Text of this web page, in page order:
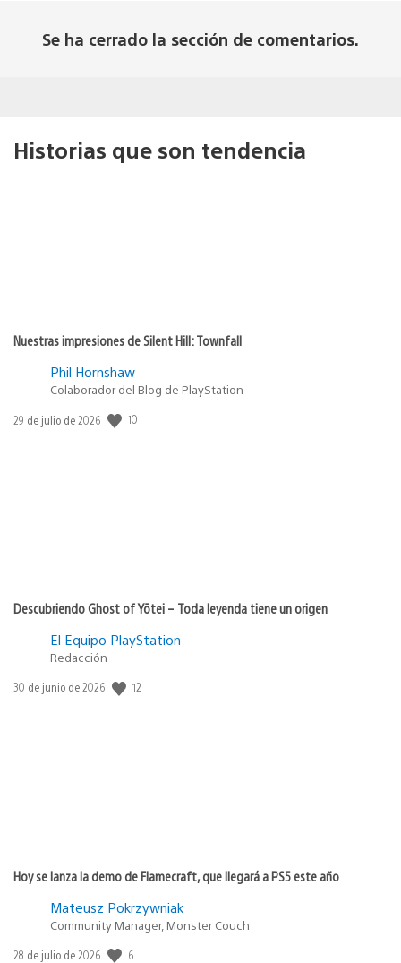
Se ha cerrado la sección de comentarios.
Historias que son tendencia
Nuestras impresiones de Silent Hill: Townfall
Phil Hornshaw
Colaborador del Blog de PlayStation
Fecha
29 de julio de 2026 10
Descubriendo Ghost of Yōtei – Toda leyenda tiene un origen
El Equipo PlayStation
Redacción
Fecha
30 de junio de 2026 12
Hoy se lanza la demo de Flamecraft, que llegará a PS5 este año
Mateusz Pokrzywniak
Community Manager, Monster Couch
Fecha
28 de julio de 2026 6